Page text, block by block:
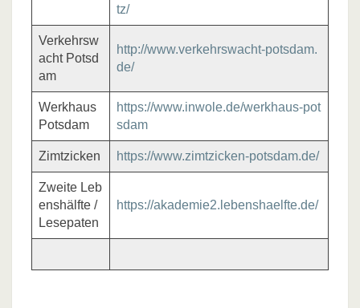
tz/
Verkehrsw
acht Potsd
am
http://www.verkehrswacht-potsdam.
de/
Werkhaus
Potsdam
https://www.inwole.de/werkhaus-pot
sdam
Zimtzicken https://www.zimtzicken-potsdam.de/
Zweite Leb
enshälfte /
Lesepaten
https://akademie2.lebenshaelfte.de/